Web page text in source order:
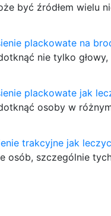
być źródłem
plackowate na
nie tylko
plackowate jak
osoby w
trakcyjne jak
osób, szczególnie